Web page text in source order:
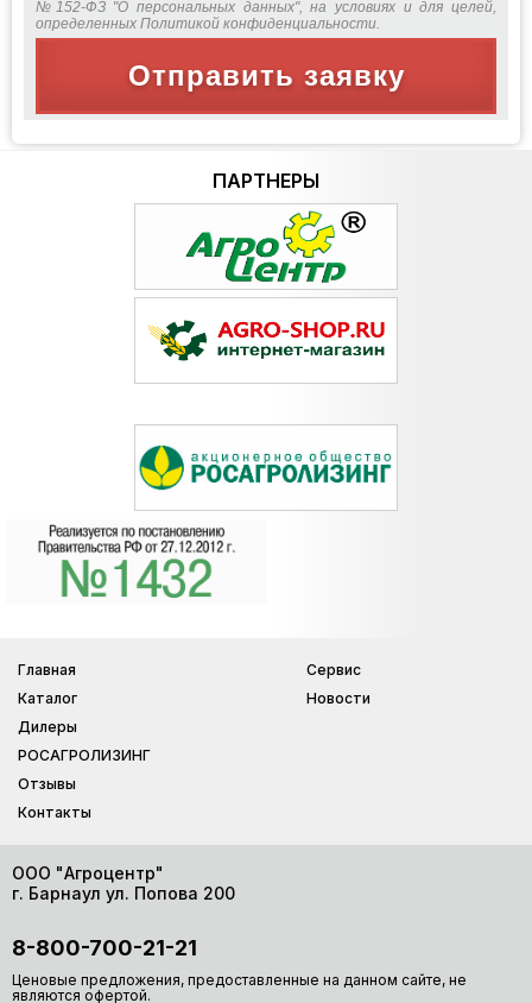
№152-ФЗ "О персональных данных", на условиях и для целей,
определенных Политикой конфиденциальности.
Отправить заявку
ПАРТНЕРЫ
Главная
Каталог
Дилеры
РОСАГРОЛИЗИНГ
Отзывы
Контакты
Сервис
Новости
ООО "Агроцентр"
г. Барнаул ул. Попова 200
8-800-700-21-21
Ценовые предложения, предоставленные на данном сайте, не
являются офертой.